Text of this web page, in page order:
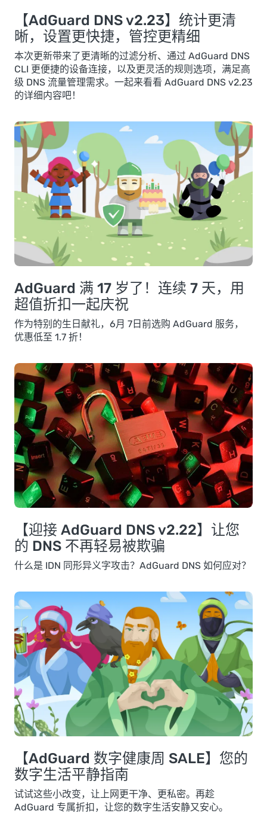
【AdGuard DNS v2.23】统计更清
晰，设置更快捷，管控更精细
本次更新带来了更清晰的过滤分析、通过 AdGuard DNS
CLI 更便捷的设备连接，以及更灵活的规则选项，满足高
级 DNS 流量管理需求。一起来看看 AdGuard DNS v2.23
的详细内容吧！
AdGuard 满 17 岁了！连续 7 天，用
超值折扣一起庆祝
作为特别的生日献礼，6月 7日前选购 AdGuard 服务，
优惠低至 1.7 折！
【迎接 AdGuard DNS v2.22】让您
的 DNS 不再轻易被欺骗
什么是 IDN 同形异义字攻击？AdGuard DNS 如何应对？
【AdGuard 数字健康周 SALE】您的
数字生活平静指南
试试这些小改变，让上网更干净、更私密。再趁
AdGuard 专属折扣，让您的数字生活安静又安心。